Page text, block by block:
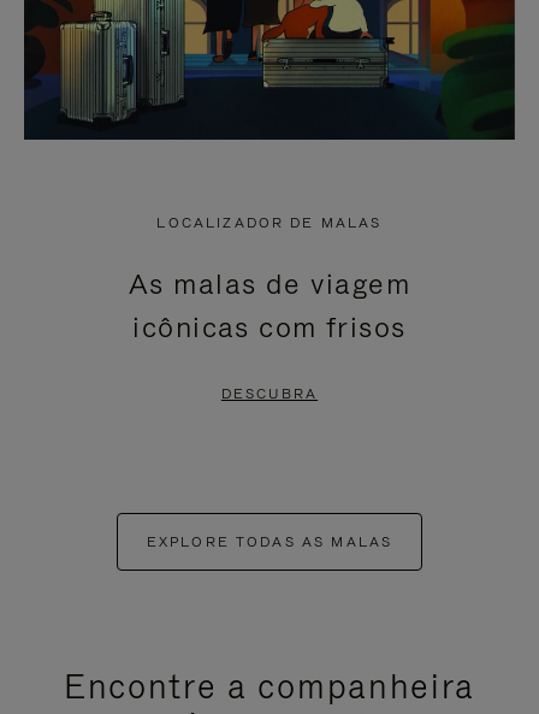
LOCALIZADOR DE MALAS
As malas de viagem
icônicas com frisos
DESCUBRA
EXPLORE TODAS AS MALAS
Encontre a companheira